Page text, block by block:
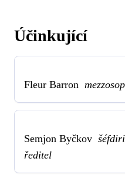
Účinkující
Fleur Barron
Semjon Byčkov
ředitel